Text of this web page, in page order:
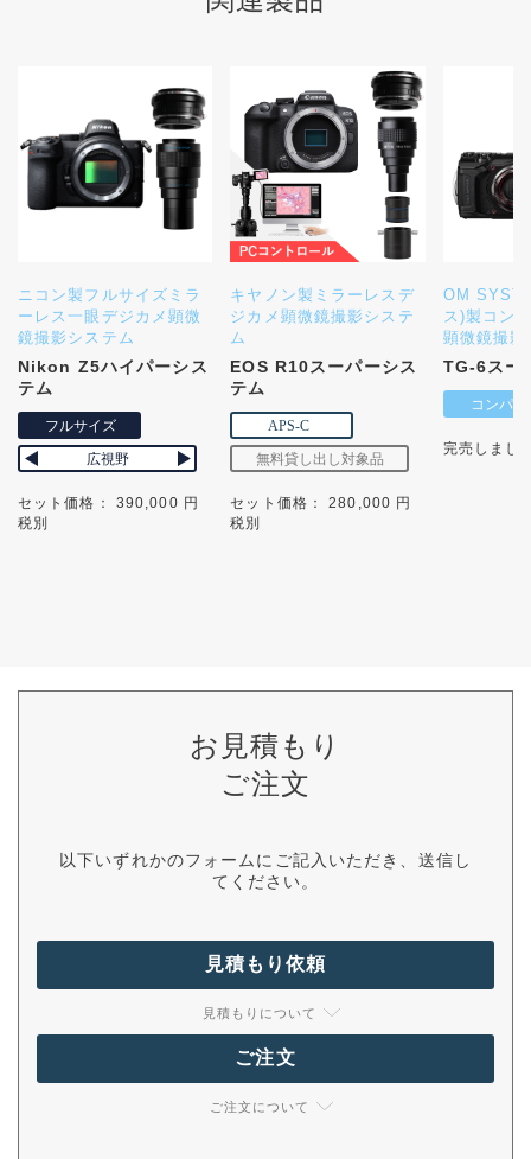
ニコン製フルサイズミラ
ーレス一眼デジカメ顕微
鏡撮影システム
Nikon Z5ハイパーシス
テム
セット価格： 390,000 円
税別
キヤノン製ミラーレスデ
ジカメ顕微鏡撮影システ
ム
EOS R10スーパーシス
テム
セット価格： 280,000 円
税別
OM
ス)製コン
顕微鏡撮影
TG-6スー
完売しまし
お見積もり
ご注文
以下いずれかのフォームにご記入いただき、送信し
てください。
見積もり依頼
見積もりについて
ご注文
ご注文について